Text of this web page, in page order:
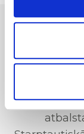
SIA
Latvijas